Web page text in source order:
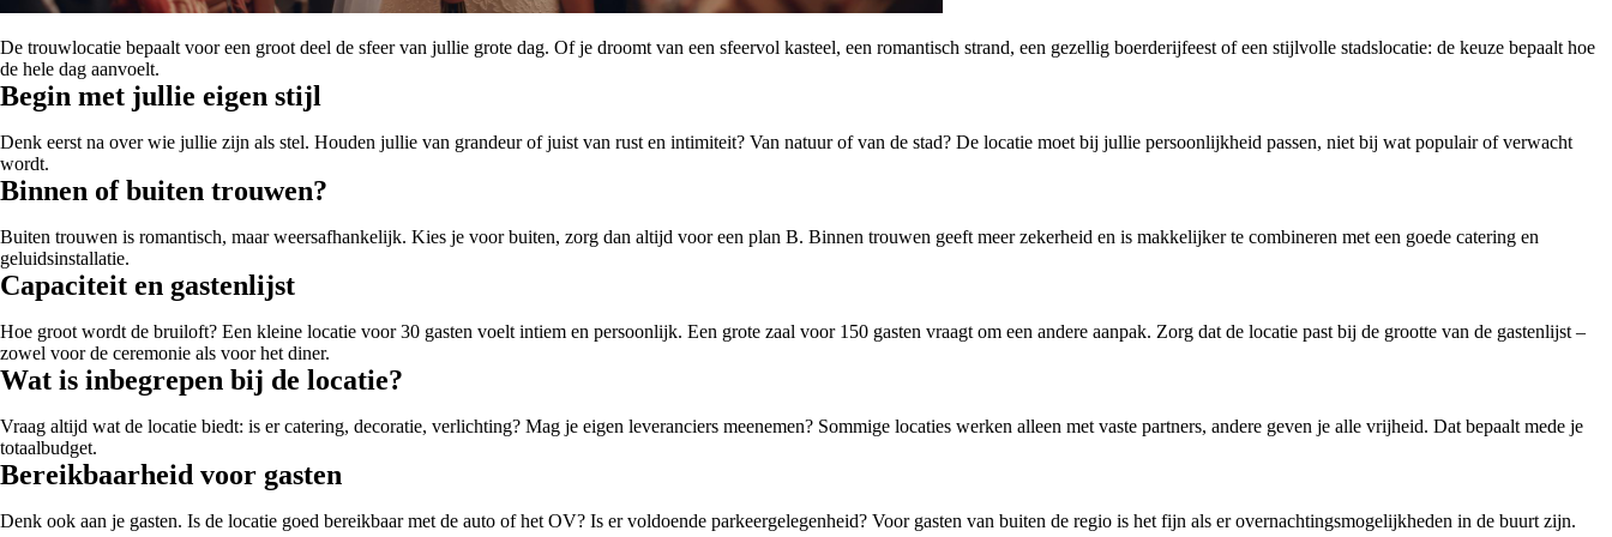
De trouwlocatie bepaalt voor een groot deel de sfeer van jullie grote dag. Of je droomt van een sfeervol kasteel, een romantisch strand, een gezellig boerderijfeest of een stijlvolle stadslocatie: de keuze bepaalt hoe
de hele dag aanvoelt.
Begin met jullie eigen stijl
Denk eerst na over wie jullie zijn als stel. Houden jullie van grandeur of juist van rust en intimiteit? Van natuur of van de stad? De locatie moet bij jullie persoonlijkheid passen, niet bij wat populair of verwacht
wordt.
Binnen of buiten trouwen?
Buiten trouwen is romantisch, maar weersafhankelijk. Kies je voor buiten, zorg dan altijd voor een plan B. Binnen trouwen geeft meer zekerheid en is makkelijker te combineren met een goede catering en
geluidsinstallatie.
Capaciteit en gastenlijst
Hoe groot wordt de bruiloft? Een kleine locatie voor 30 gasten voelt intiem en persoonlijk. Een grote zaal voor 150 gasten vraagt om een andere aanpak. Zorg dat de locatie past bij de grootte van de gastenlijst –
zowel voor de ceremonie als voor het diner.
Wat is inbegrepen bij de locatie?
Vraag altijd wat de locatie biedt: is er catering, decoratie, verlichting? Mag je eigen leveranciers meenemen? Sommige locaties werken alleen met vaste partners, andere geven je alle vrijheid. Dat bepaalt mede je
totaalbudget.
Bereikbaarheid voor gasten
Denk ook aan je gasten. Is de locatie goed bereikbaar met de auto of het OV? Is er voldoende parkeergelegenheid? Voor gasten van buiten de regio is het fijn als er overnachtingsmogelijkheden in de buurt zijn.